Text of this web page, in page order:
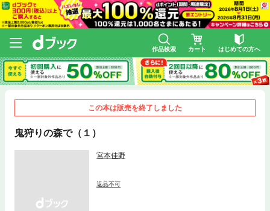
作品検索 カート はじめての方へ
この本は販売を終了しました
鬼狩りの森で（１）
宮本佳野
返品不可